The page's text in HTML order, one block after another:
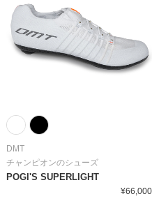
DMT
チャンピオンのシューズ
POGI'S SUPERLIGHT
¥66,000